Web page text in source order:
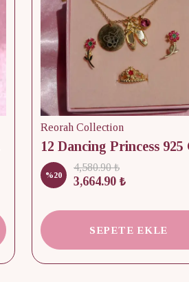
Reorah Collection
%20
4,580.90 ₺
3,664.90 ₺
SEPETE EKLE